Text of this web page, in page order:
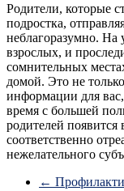
Родители, которые
подростка,
неблагоразумно. На
взрослых, и
сомнительных
домой. Это не
информации для
время с большей
родителей появится
соответственно
нежелательного
←